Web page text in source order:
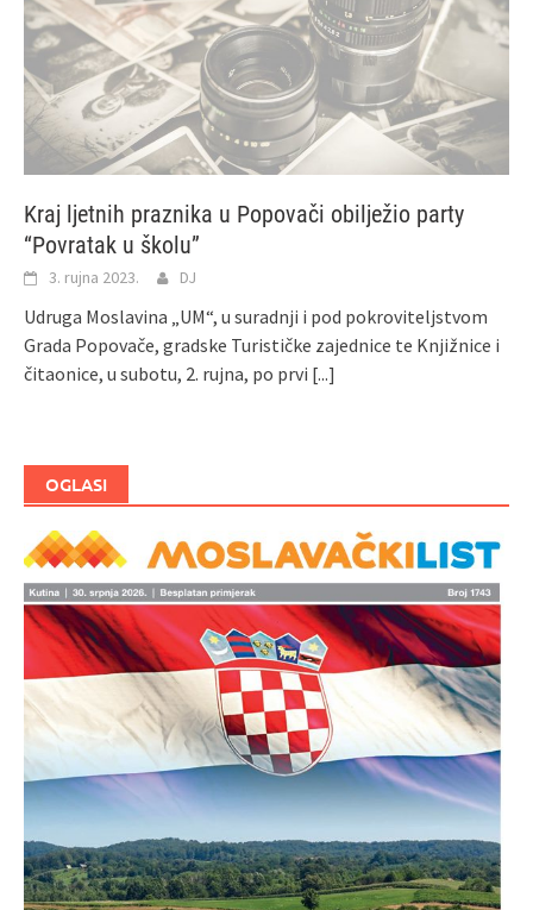
Kraj ljetnih praznika u Popovači obilježio party
“Povratak u školu”
3. rujna 2023. DJ
Udruga Moslavina „UM“, u suradnji i pod pokroviteljstvom
Grada Popovače, gradske Turističke zajednice te Knjižnice i
čitaonice, u subotu, 2. rujna, po prvi [...]
OGLASI